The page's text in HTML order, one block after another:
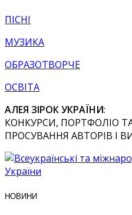
ПІСНІ
МУЗИКА
ОБРАЗОТВОРЧЕ
ОСВІТА
АЛЕЯ ЗІРОК УКРАЇНИ:
КОНКУРСИ, ПОРТФОЛІО
ПРОСУВАННЯ АВТОРІВ І
НОВИНИ